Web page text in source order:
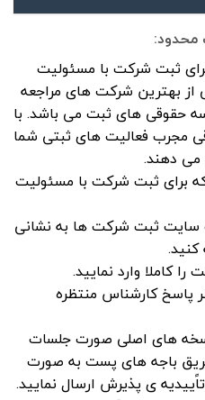
محدود:
ثبت شرکت با مسئولیت
از بهترین شرکت های مراجعه
حقوقی های ثبت می باشد. با
مجرب فعالیت های ثبتی شما
می دهند.
که برای ثبت شرکت با مسئولیت
سایت ثبت شرکت ها به نشانی
کاملا وارد نمایید.
پاسخ کارشناس منتظره
های اصلی صورت جلسات
باجه های پست به صورت
ی پذیرش ارسال نمایید.